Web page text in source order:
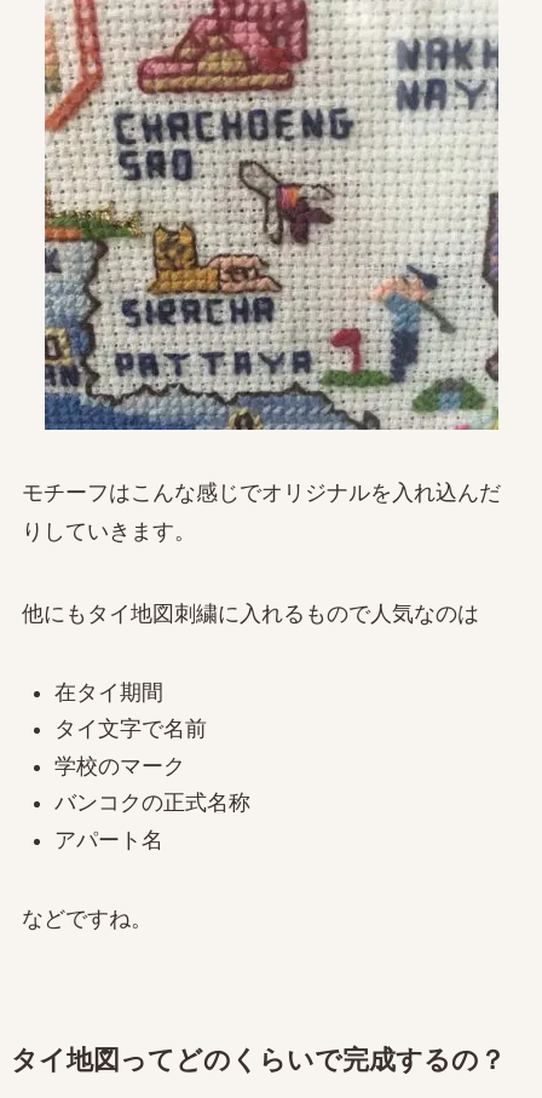
モチーフはこんな感じでオリジナルを入れ込んだ
りしていきます。
他にもタイ地図刺繍に入れるもので人気なのは
在タイ期間
タイ文字で名前
学校のマーク
バンコクの正式名称
アパート名
などですね。
タイ地図ってどのくらいで完成するの？